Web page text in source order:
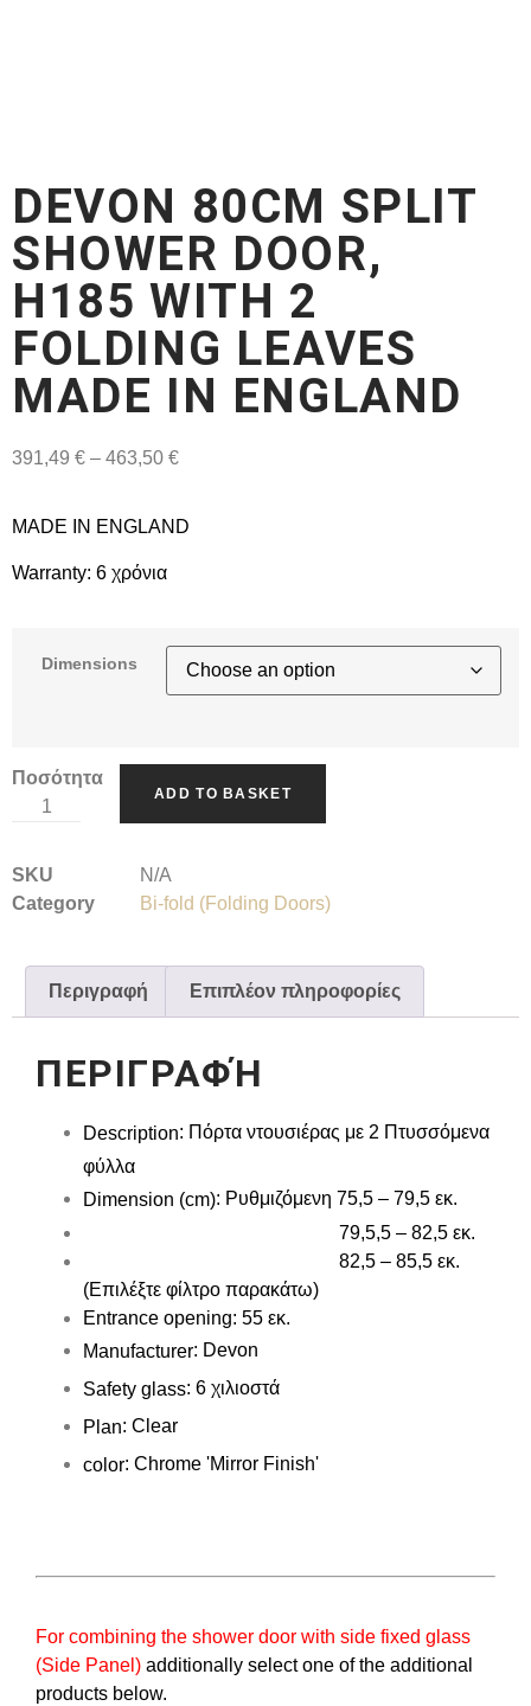
DEVON 80CM SPLIT
SHOWER DOOR,
H185 WITH 2
FOLDING LEAVES
MADE IN ENGLAND
391,49 € – 463,50 €
MADE IN ENGLAND
Warranty: 6 χρόνια
Dimensions
Ποσότητα
ADD TO BASKET
SKU
N/A
Category
Bi-fold (Folding Doors)
Περιγραφή Επιπλέον πληροφορίες
ΠΕΡΙΓΡΑΦΉ
Description: Πόρτα ντουσιέρας με 2 Πτυσσόμενα
φύλλα
Dimension (cm): Ρυθμιζόμενη 75,5 – 79,5 εκ.
79,5,5 – 82,5 εκ.
82,5 – 85,5 εκ.
(Επιλέξτε φίλτρο παρακάτω)
Entrance opening: 55 εκ.
Manufacturer: Devon
Safety glass: 6 χιλιοστά
Plan: Clear
color: Chrome 'Mirror Finish'
For combining the shower door with side fixed glass
(Side Panel) additionally select one of the additional
products below.